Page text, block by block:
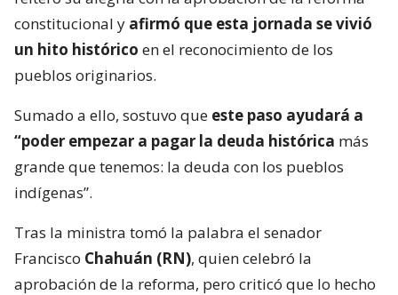
constitucional y afirmó que esta jornada se vivió
un hito histórico en el reconocimiento de los
pueblos originarios.
Sumado a ello, sostuvo que este paso ayudará a
“poder empezar a pagar la deuda histórica más
grande que tenemos: la deuda con los pueblos
indígenas”.
Tras la ministra tomó la palabra el senador
Francisco Chahuán (RN), quien celebró la
aprobación de la reforma, pero criticó que lo hecho